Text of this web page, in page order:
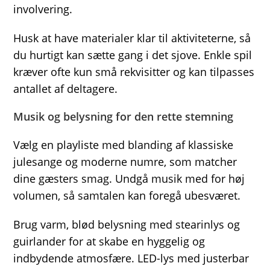
involvering.
Husk at have materialer klar til aktiviteterne, så
du hurtigt kan sætte gang i det sjove. Enkle spil
kræver ofte kun små rekvisitter og kan tilpasses
antallet af deltagere.
Musik og belysning for den rette stemning
Vælg en playliste med blanding af klassiske
julesange og moderne numre, som matcher
dine gæsters smag. Undgå musik med for høj
volumen, så samtalen kan foregå ubesværet.
Brug varm, blød belysning med stearinlys og
guirlander for at skabe en hyggelig og
indbydende atmosfære. LED-lys med justerbar